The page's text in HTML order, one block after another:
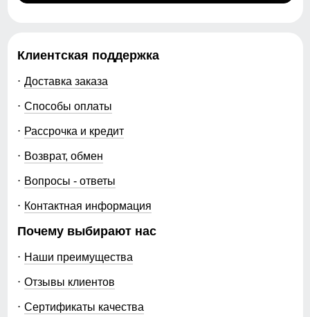
Клиентская поддержка
Доставка заказа
Способы оплаты
Рассрочка и кредит
Возврат, обмен
Вопросы - ответы
Контактная информация
Почему выбирают нас
Наши преимущества
Отзывы клиентов
Сертификаты качества